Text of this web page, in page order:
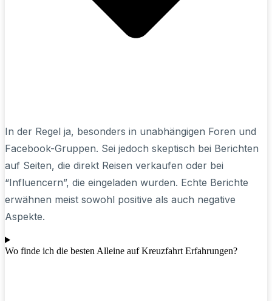
In der Regel ja, besonders in unabhängigen Foren und
Facebook-Gruppen. Sei jedoch skeptisch bei Berichten
auf Seiten, die direkt Reisen verkaufen oder bei
“Influencern”, die eingeladen wurden. Echte Berichte
erwähnen meist sowohl positive als auch negative
Aspekte.
Wo finde ich die besten Alleine auf Kreuzfahrt Erfahrungen?